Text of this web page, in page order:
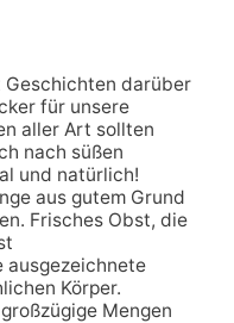
darüber
für unsere
aller Art sollten
nach süßen
und natürlich!
aus gutem Grund
Frisches Obst, die
ausgezeichnete
Körper.
Mengen